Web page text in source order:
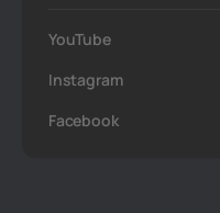
YouTube
Instagram
Facebook